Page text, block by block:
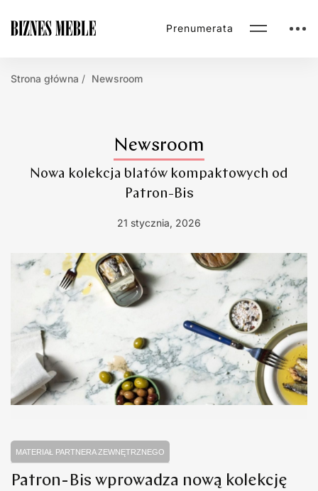
Prenumerata
Strona główna Newsroom
Newsroom
Nowa kolekcja blatów kompaktowych od
Patron-Bis
21 stycznia, 2026
MATERIAŁ PARTNERA ZEWNĘTRZNEGO
Patron-Bis wprowadza nową kolekcję